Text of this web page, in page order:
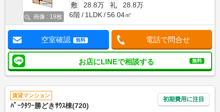
画像 : 19枚
敷
28.8万 礼
28.8万
6階
1LDK 56.04㎡
空室確認 無料 電話で問合せ
お店にLINEで相談する 無料
賃貸マンション
ﾊﾟｰｸﾀﾜｰ勝どきｻｳｽ棟(720)
初期費用に注目